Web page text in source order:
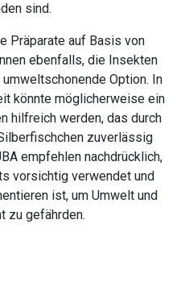
sind.
Präparate auf Basis von
ebenfalls, die Insekten
Option. In
könnte möglicherweise ein
hilfreich werden, das durch
zuverlässig
empfehlen nachdrücklich,
vorsichtig verwendet und
ist, um Umwelt und
zu gefährden.